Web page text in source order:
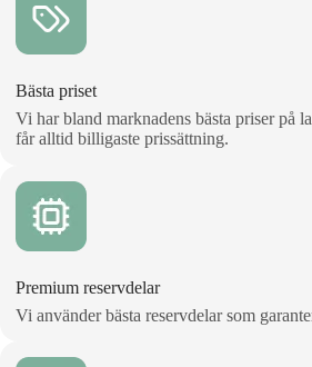
Bästa priset
Vi har bland marknadens bästa priser på
får alltid billigaste prissättning.
Premium reservdelar
Vi använder bästa reservdelar som